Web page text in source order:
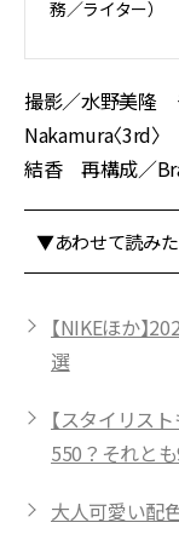
務／ライター）
撮影／水野美隆
Nakamura〈3rd
結香 再構成／
▼あわせて読み
【NIKEほか】
選
【スタイリス
550？それと
大人可愛い配